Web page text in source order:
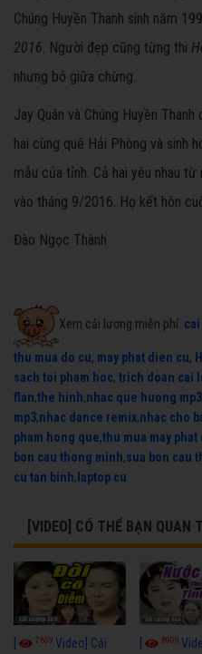
Chúng Huyền Thanh sinh năm
2016. Người đẹp cũng từng thi
nhưng bỏ giữa chừng.
Jay Quân và Chúng Huyền
hai cùng quê Hải Phòng và sinh
mẫu của tỉnh. Cả hai yêu nhau
vào tháng 9/2016. Họ kết hôn
Đào Ngọc Thành
Xem cải lương miễn phí:
thu mua do cu, may phat dien cu,
sach toi pham hoc, trich doan cai
flan,the hinh,nhac que huong mp3
mp3,nhac dance remix,nhac cho
pham hong que,thu mua may phat
bon cau thong minh,sua bon cau
cu tan binh, laptop cu
[VIDEO] CÓ THỂ BẠN QUAN
7659 Video] Cải
6909